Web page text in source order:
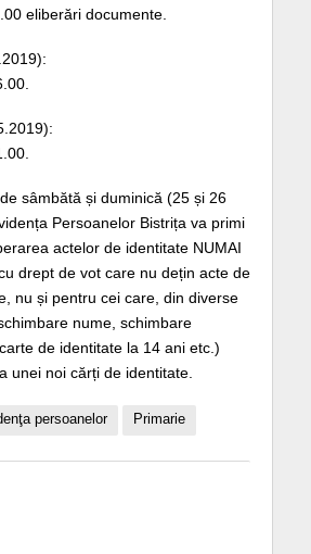
eliberări documente.
sâmbătă și duminică (25 și 26
Persoanelor Bistrița va primi
actelor de identitate NUMAI
drept de vot care nu dețin acte de
nu și pentru cei care, din diverse
nume, schimbare
de identitate la 14 ani etc.)
unei noi cărți de identitate.
persoanelor Primarie